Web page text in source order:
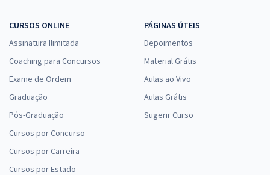
CURSOS ONLINE
Assinatura Ilimitada
Coaching para Concursos
Exame de Ordem
Graduação
Pós-Graduação
Cursos por Concurso
Cursos por Carreira
Cursos por Estado
PÁGINAS ÚTEIS
Depoimentos
Material Grátis
Aulas ao Vivo
Aulas Grátis
Sugerir Curso